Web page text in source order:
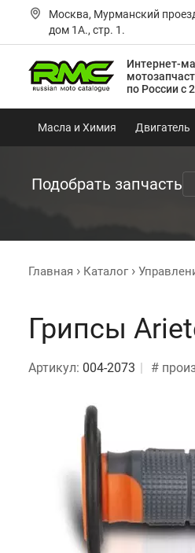
Москва, Мурманский
дом 1А., стр. 1.
Интернет-
по России с
Масла и Химия Двигатель
Подобрать запчасть
Главная Каталог
Грипсы
Артикул: 004-2073 #